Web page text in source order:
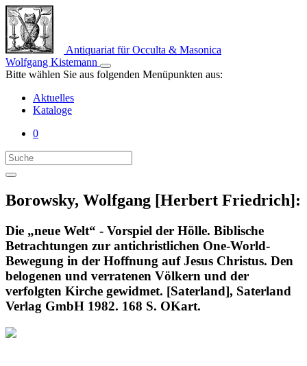
Antiquariat für Occulta & Masonica
Wolfgang Kistemann
Bitte wählen Sie aus folgenden Menüpunkten aus:
Aktuelles
Kataloge
0
Borowsky, Wolfgang [Herbert Friedrich]:
Die „neue Welt“ - Vorspiel der Hölle. Biblische
Betrachtungen zur antichristlichen One-World-
Bewegung in der Hoffnung auf Jesus Christus. Den
belogenen und verratenen Völkern und der
verfolgten Kirche gewidmet. [Saterland], Saterland
Verlag GmbH 1982. 168 S. OKart.